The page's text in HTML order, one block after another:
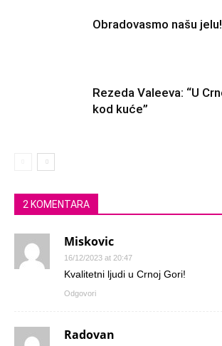
Obradovasmo našu jelu!
Rezeda Valeeva: “U
kod kuće”
2 KOMENTARA
Miskovic
16/12/2023 at 20:47
Kvalitetni ljudi u Crnoj Gori!
Odgovori
Radovan